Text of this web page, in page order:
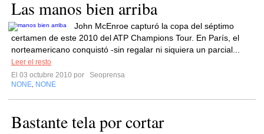
Las manos bien arriba
John McEnroe capturó la copa del séptimo
certamen de este 2010 del ATP Champions Tour. En París, el
norteamericano conquistó -sin regalar ni siquiera un parcial...
Leer el resto
El 03 octubre 2010 por
Seoprensa
NONE NONE
Bastante tela por cortar